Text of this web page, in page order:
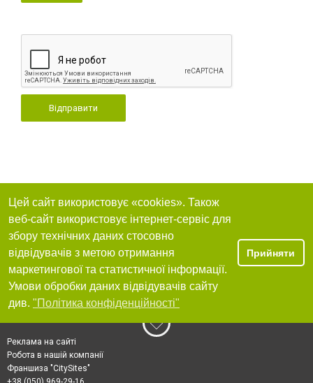
Відправити
Цей сайт використовує «cookies». Також
веб-сайт використовує інтернет-сервіс для
збору технічних даних стосовно
відвідувачів з метою отримання
маркетингової та статистичної інформації.
Умови обробки даних відвідувачів сайту
див. "Політика конфіденційності"
Прийняти
Реклама на сайті
Робота в нашій компанії
Франшиза "CitySites"